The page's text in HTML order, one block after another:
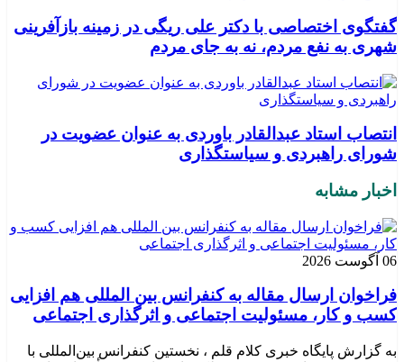
گفتگوی اختصاصی با دکتر علی ریگی در زمینه بازآفرینی
شهری به نفع مردم، نه به جای مردم
انتصاب استاد عبدالقادر باوردی به عنوان عضویت در
شورای راهبردی و سیاستگذاری
اخبار مشابه
06 آگوست 2026
فراخوان ارسال مقاله به کنفرانس بین المللی هم افزایی
کسب و کار، مسئولیت اجتماعی و اثرگذاری اجتماعی
به گزارش پایگاه خبری کلام قلم ، نخستین کنفرانس بین‌المللی با